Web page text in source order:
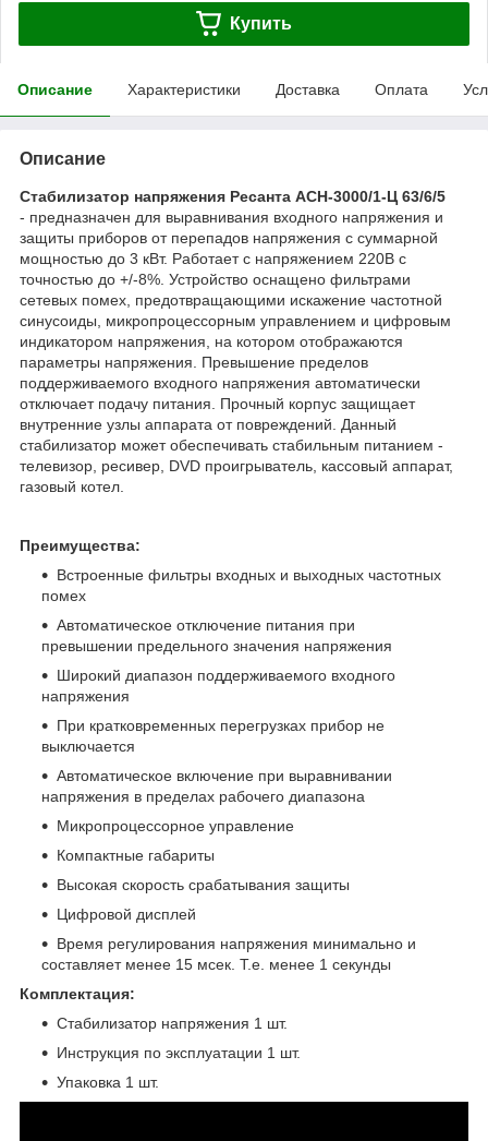
Купить
Описание Характеристики Доставка Оплата
Описание
Стабилизатор напряжения Ресанта АСН-3000/1-Ц 63/6/5
- предназначен для выравнивания входного напряжения и
защиты приборов от перепадов напряжения с суммарной
мощностью до 3 кВт. Работает с напряжением 220В с
точностью до +/-8%. Устройство оснащено фильтрами
сетевых помех, предотвращающими искажение частотной
синусоиды, микропроцессорным управлением и цифровым
индикатором напряжения, на котором отображаются
параметры напряжения. Превышение пределов
поддерживаемого входного напряжения автоматически
отключает подачу питания. Прочный корпус защищает
внутренние узлы аппарата от повреждений. Данный
стабилизатор может обеспечивать стабильным питанием -
телевизор, ресивер, DVD проигрыватель, кассовый аппарат,
газовый котел.
Преимущества:
Встроенные фильтры входных и выходных частотных
помех
Автоматическое отключение питания при
превышении предельного значения напряжения
Широкий диапазон поддерживаемого входного
напряжения
При кратковременных перегрузках прибор не
выключается
Автоматическое включение при выравнивании
напряжения в пределах рабочего диапазона
Микропроцессорное управление
Компактные габариты
Высокая скорость срабатывания защиты
Цифровой дисплей
Время регулирования напряжения минимально и
составляет менее 15 мсек. Т.е. менее 1 секунды
Комплектация:
Стабилизатор напряжения 1 шт.
Инструкция по эксплуатации 1 шт.
Упаковка 1 шт.